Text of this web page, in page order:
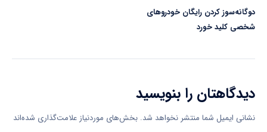
دوگانه‌سوز کردن رایگان خودروهای
شخصی کلید خورد
دیدگاهتان را بنویسید
نشانی ایمیل شما منتشر نخواهد شد. بخش‌های موردنیاز علامت‌گذاری شده‌اند